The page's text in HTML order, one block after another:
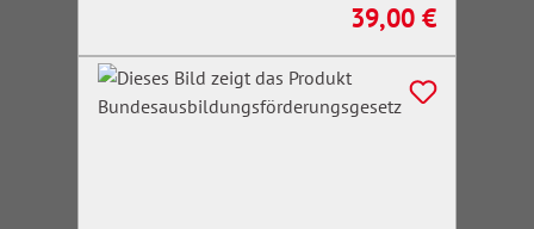
Regulärer Preis:
39,00 €